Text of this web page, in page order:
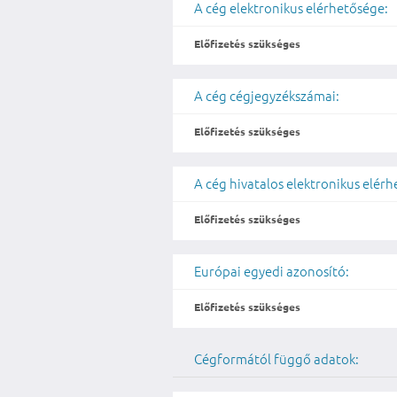
A cég elektronikus elérhetősége:
Előfizetés szükséges
A cég cégjegyzékszámai:
Előfizetés szükséges
A cég hivatalos elektronikus
Előfizetés szükséges
Európai egyedi azonosító:
Előfizetés szükséges
Cégformától függő adatok: